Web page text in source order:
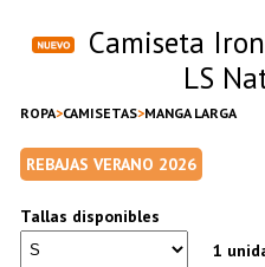
Camiseta
LS
ROPA CAMISETAS MANGA LARGA
REBAJAS VERANO 2026
Tallas disponibles
1